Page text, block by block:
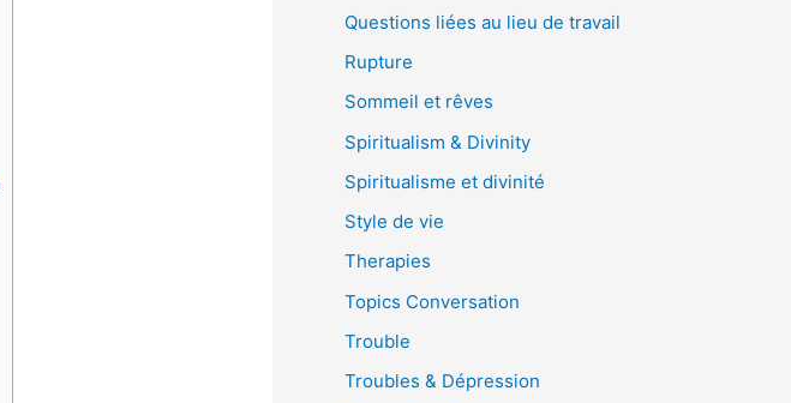
Questions liées au lieu de travail
Rupture
Sommeil et rêves
Spiritualism & Divinity
Spiritualisme et divinité
Style de vie
Therapies
Topics Conversation
Trouble
Troubles & Dépression